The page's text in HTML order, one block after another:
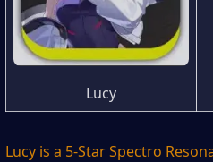
Lucy
Lucy is a 5-Star Spectro